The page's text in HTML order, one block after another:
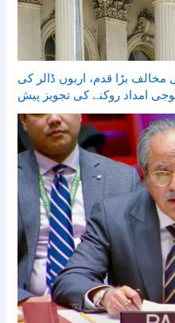
مخالف بڑا قدم، اربوں ڈالر کی
امداد روکنے کی تجویز پیش